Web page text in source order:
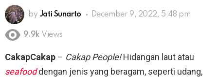
by Jati Sunarto December 9, 2022, 5:48 pm
9.9k Views
CakapCakap – Cakap People!Hidangan laut atau
seafood dengan jenis yang beragam, seperti udang,